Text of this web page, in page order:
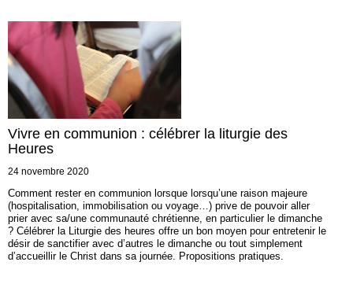
Vivre en communion : célébrer la liturgie des
Heures
24 novembre 2020
Comment rester en communion lorsque lorsqu’une raison majeure
(hospitalisation, immobilisation ou voyage…) prive de pouvoir aller
prier avec sa/une communauté chrétienne, en particulier le dimanche
? Célébrer la Liturgie des heures offre un bon moyen pour entretenir le
désir de sanctifier avec d’autres le dimanche ou tout simplement
d’accueillir le Christ dans sa journée. Propositions pratiques.